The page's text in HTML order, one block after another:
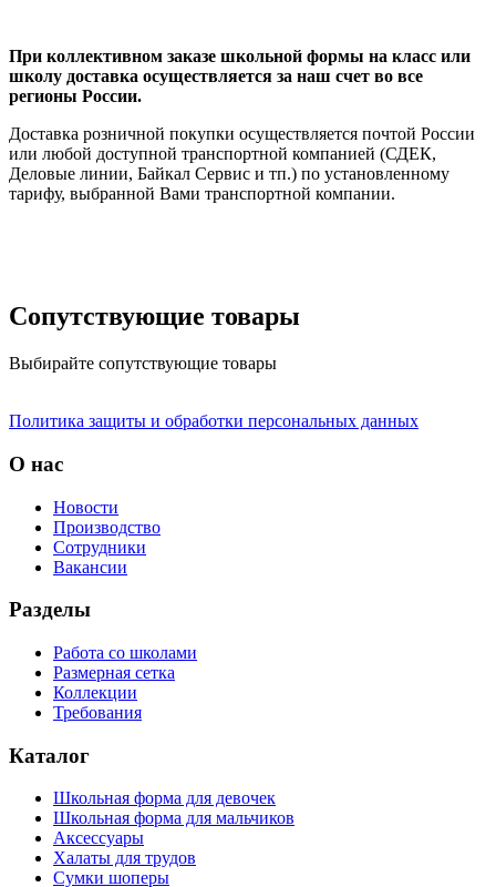
При коллективном заказе школьной формы на класс или
школу доставка осуществляется за наш счет во все
регионы России.
Доставка розничной покупки осуществляется почтой России
или любой доступной транспортной компанией (СДЕК,
Деловые линии, Байкал Сервис и тп.) по установленному
тарифу, выбранной Вами транспортной компании.
Сопутствующие товары
Выбирайте сопутствующие товары
Политика защиты и обработки персональных данных
О нас
Новости
Производство
Сотрудники
Вакансии
Разделы
Работа со школами
Размерная сетка
Коллекции
Требования
Каталог
Школьная форма для девочек
Школьная форма для мальчиков
Аксессуары
Халаты для трудов
Сумки шоперы